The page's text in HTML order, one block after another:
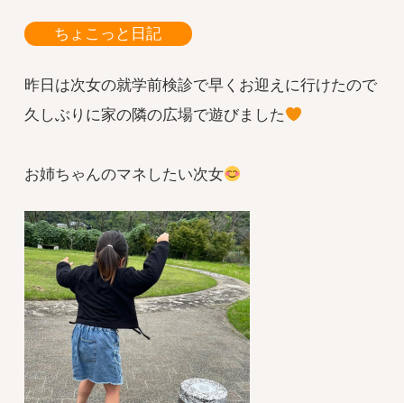
ちょこっと日記
昨日は次女の就学前検診で早くお迎えに行けたので
久しぶりに家の隣の広場で遊びました
お姉ちゃんのマネしたい次女